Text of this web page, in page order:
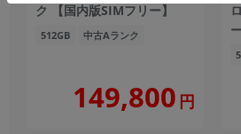
ク 【国内版SIMフリー】
512GB 中古Aランク
149,800 円